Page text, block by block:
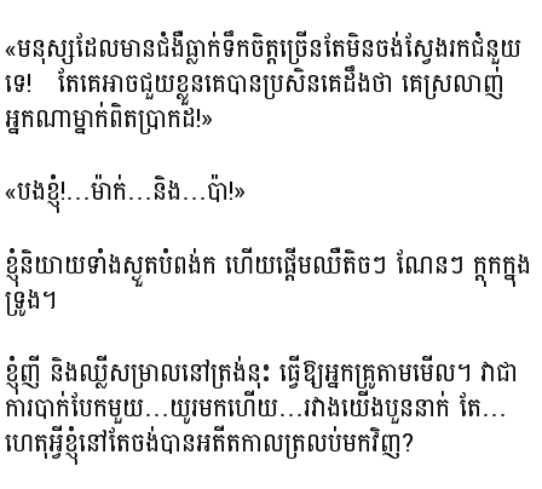
«មនុស្សដែលមានជំងឺធ្លាក់ទឹកចិត្តច្រើនតែមិនចង់ស្វែងរកជំនួយ
ទេ! តែគេអាចជួយខ្លួនគេបានប្រសិនគេដឹងថា គេស្រលាញ់
អ្នកណាម្នាក់ពិតប្រាកដ!»
«បងខ្ញុំ!…ម៉ាក់…និង…ប៉ា!»
ខ្ញុំនិយាយទាំងស្ងួតបំពង់ក ហើយផ្តើម​ឈឺតិចៗ ណែនៗ ក្តុកក្នុង
ទ្រូង។
ខ្ញុំញី និងឈ្លីសម្រាលនៅត្រង់នុះ ធ្វើឱ្យអ្នកគ្រូតាមមើល។ វាជា
ការបាក់បែកមួយ…យូរមកហើយ…រវាងយើងបួននាក់ តែ…
ហេតុអ្វីខ្ញុំនៅតែចង់បានអតីតកាលត្រលប់មកវិញ?